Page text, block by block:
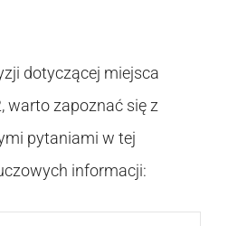
dotyczącej miejsca
warto zapoznać się z
pytaniami w tej
informacji: